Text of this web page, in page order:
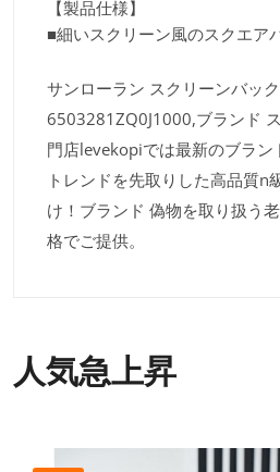
【製品仕様】
■細いスクリーン風のスクエア
サンローラン スクリーンバッ
6503281ZQ0J1000,ブランド
門店levekopiでは最新のブラン
トレンドを先取りした高品質n
け！ブランド 偽物を取り扱う
格でご提供。
人気急上昇